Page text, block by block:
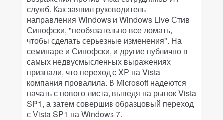
служб. Как заявил руководитель
направления Windows и Windows Live Стив
Синофски, "необязательно все ломать,
чтобы сделать серьезные изменения". На
семинаре и Синофски, и другие публично в
самых недвусмысленных выражениях
признали, что переход с XP на Vista
компания провалила. В Microsoft надеются
начать с нового листа, выведя на рынок Vista
SP1, а затем совершив образцовый переход
с Vista SP1 на Windows 7.